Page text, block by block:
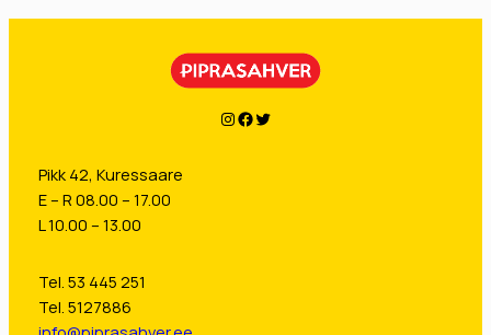
Instagram
Facebook
Twitter
Pikk 42, Kuressaare
E – R 08.00 – 17.00
L 10.00 – 13.00
Tel. 53 445 251
Tel. 5127886